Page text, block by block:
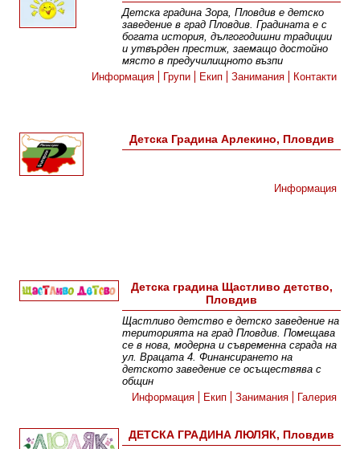
Детска градина Зора, Пловдив е детско
заведение в град Пловдив. Градината е с
богата история, дългогодишни традиции
и утвърден престиж, заемащо достойно
място в предучилищното възпи
Информация
Групи Екип Занимания Контакти
Детска Градина Арлекино, Пловдив
Информация
Детска градина Щастливо детство,
Пловдив
Щастливо детство е детско заведение на
територията на град Пловдив. Помещава
се в нова, модерна и съвременна сграда на
ул. Врацата 4. Финансирането на
детското заведение се осъществява с
общин
Информация
Екип Занимания Галерия
ДЕТСКА ГРАДИНА ЛЮЛЯК, Пловдив